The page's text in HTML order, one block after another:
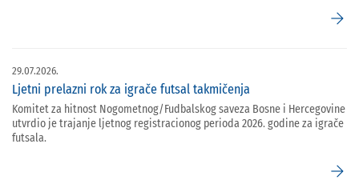
arrow_forward
29.07.2026.
Ljetni prelazni rok za igrače futsal takmičenja
Komitet za hitnost Nogometnog/Fudbalskog saveza Bosne i Hercegovine
utvrdio je trajanje ljetnog registracionog perioda 2026. godine za igrače
futsala.
arrow_forward